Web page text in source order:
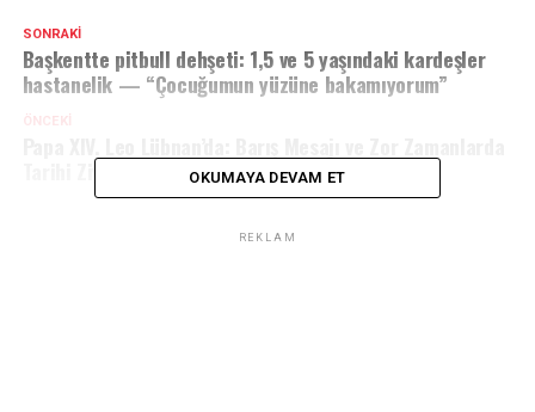
SONRAKI
Başkentte pitbull dehşeti: 1,5 ve 5 yaşındaki kardeşler
hastanelik — “Çocuğumun yüzüne bakamıyorum”
ÖNCEKI
Tarihi Ziyaret
OKUMAYA DEVAM ET
REKLAM